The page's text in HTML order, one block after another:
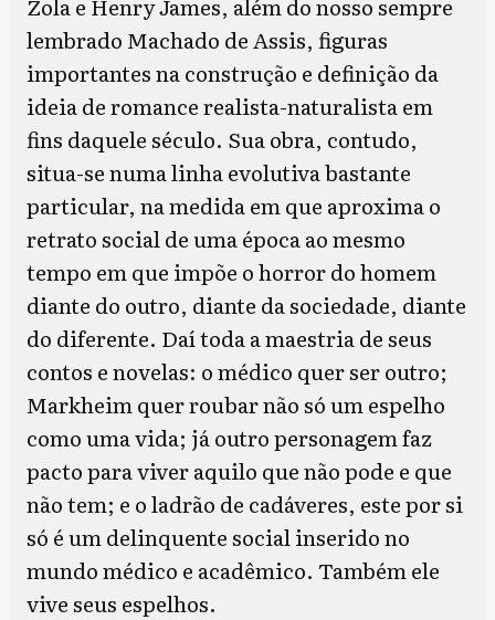
lembrado Machado de Assis, figuras
importantes na construção e definição da
ideia de romance realista-naturalista em
fins daquele século. Sua obra, contudo,
situa-se numa linha evolutiva bastante
particular, na medida em que aproxima o
retrato social de uma época ao mesmo
tempo em que impõe o horror do homem
diante do outro, diante da sociedade, diante
do diferente. Daí toda a maestria de seus
contos e novelas: o médico quer ser outro;
Markheim quer roubar não só um espelho
como uma vida; já outro personagem faz
pacto para viver aquilo que não pode e que
não tem; e o ladrão de cadáveres, este por si
só é um delinquente social inserido no
mundo médico e acadêmico. Também ele
vive seus espelhos.